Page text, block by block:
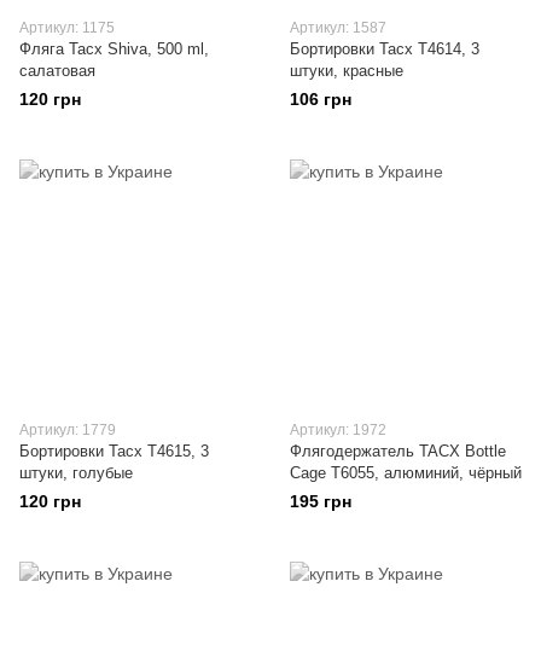
Артикул: 1175
Фляга Tacx Shiva, 500 ml,
салатовая
120 грн
Артикул: 1587
Бортировки Tacx T4614, 3
штуки, красные
106 грн
Артикул: 1779
Бортировки Tacx T4615, 3
штуки, голубые
120 грн
Артикул: 1972
Флягодержатель TACX Bottle
Cage T6055, алюминий, чёрный
195 грн